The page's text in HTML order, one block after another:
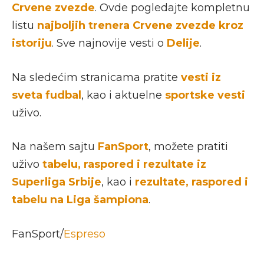
Crvene zvezde. Ovde pogledajte kompletnu
listu najboljih trenera Crvene zvezde kroz
istoriju. Sve najnovije vesti o Delije.
Na sledećim stranicama pratite vesti iz
sveta fudbal, kao i aktuelne sportske vesti
uživo.
Na našem sajtu FanSport, možete pratiti
uživo tabelu, raspored i rezultate iz
Superliga Srbije, kao i rezultate, raspored i
tabelu na Liga šampiona.
FanSport/Espreso